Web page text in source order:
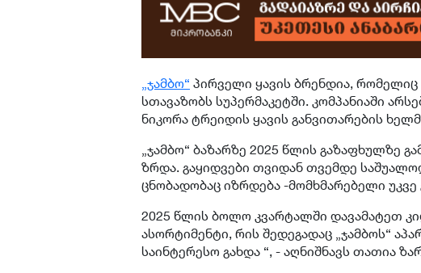
„ჯამბო“ პირველი ყავის ბრენდია,
სთავაზობს სუპერმაკეტში. კომპანიაში
ნიკორა ტრეიდის ყავის განვითარების
„ჯამბო“ ბაზარზე 2025 წლის გაზაფხულზე
ზრდა. გაყიდვები თვიდან თვემდე
ცნობადობაც იზრდება -მომხმარებელი უკვე
2025 წლის ბოლო კვარტალში დავამატეთ
ასორტიმენტი, რის შედეგადაც „ჯამბოს“
საინტერესო გახდა “, - აღნიშნავს თათია